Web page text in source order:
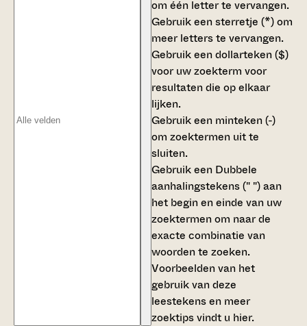
om één letter te vervangen.
Gebruik eensterretje (*)om
meer letters te vervangen.
Gebruik eendollarteken ($)
voor uw zoekterm voor
resultaten die op elkaar
lijken.
Gebruik een minteken (-)
om zoektermen uit te
sluiten.
Gebruik een Dubbele
aanhalingstekens (" ")aan
het begin en einde van uw
zoektermen om naar de
exacte combinatie van
woorden te zoeken.
Voorbeelden van het
gebruik van deze
leestekens en meer
zoektips vindt u hier.